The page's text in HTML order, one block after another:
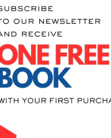
NON FICTION BOOKS FOR